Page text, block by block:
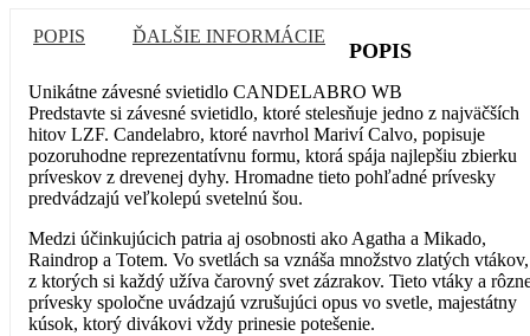
POPIS ĎALŠIE INFORMÁCIE
POPIS
Unikátne závesné svietidlo CANDELABRO WB
Predstavte si závesné svietidlo, ktoré stelesňuje jedno z najväčších
hitov LZF. Candelabro, ktoré navrhol Mariví Calvo, popisuje
pozoruhodne reprezentatívnu formu, ktorá spája najlepšiu zbierku
príveskov z drevenej dyhy. Hromadne tieto pohľadné prívesky
predvádzajú veľkolepú svetelnú šou.
Medzi účinkujúcich patria aj osobnosti ako Agatha a Mikado,
Raindrop a Totem. Vo svetlách sa vznáša množstvo zlatých vtákov,
z ktorých si každý užíva čarovný svet zázrakov. Tieto vtáky a
prívesky spoločne uvádzajú vzrušujúci opus vo svetle, majestátny
kúsok, ktorý divákovi vždy prinesie potešenie.